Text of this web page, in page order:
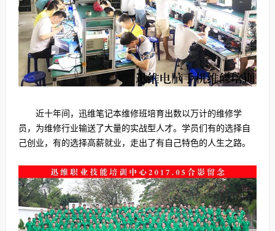
近十年间，迅维笔记本维修班培育出数以万计的维修学
员，为维修行业输送了大量的实战型人才。学员们有的选择自
己创业，有的选择高薪就业，走出了有自己特色的人生之路。